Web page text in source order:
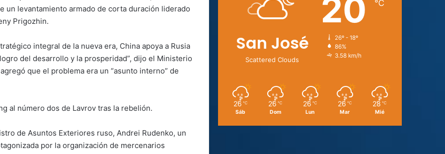
un levantamiento armado de corta duración liderado
Prigozhin.
integral de la nueva era, China apoya a Rusia
del desarrollo y la prosperidad”, dijo el Ministerio
que el problema era un “asunto interno” de
al número dos de Lavrov tras la rebelión.
de Asuntos Exteriores ruso, Andrei Rudenko, un
por la organización de mercenarios
San José
Scattered Clouds
20 ℃
26º - 18º
86%
3.58 km/h
26 ℃
Sáb
26 ℃
Dom
26 ℃
Lun
26 ℃
Mar
28 ℃
Mié